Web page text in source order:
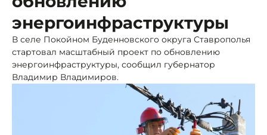
энергоинфраструктуры
В селе Покойном Буденновского округа Ставрополья
стартовал масштабный проект по обновлению
энергоинфраструктуры, сообщил губернатор
Владимир Владимиров.